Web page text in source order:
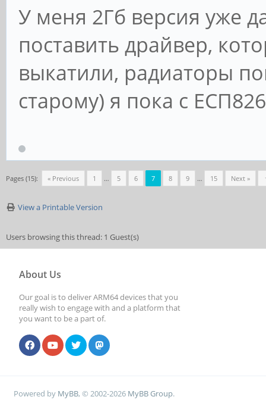
У меня 2Гб версия уже
поставить драйвер,
выкатили, радиаторы
старому) я пока с
Pages (15): « Previous 1 … 5 6 7 8 9 … 15 Next »
View a Printable Version
Users browsing this thread: 1 Guest(s)
About Us
Our goal is to deliver ARM64 devices that you
really wish to engage with and a platform that
you want to be a part of.
Powered by MyBB, © 2002-2026 MyBB Group.